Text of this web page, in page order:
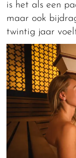
is het als een
maar ook
twintig jaar